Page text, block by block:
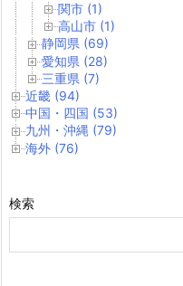
関市 (1)
高山市 (1)
静岡県 (69)
愛知県 (28)
三重県 (7)
近畿 (94)
中国・四国 (53)
九州・沖縄 (79)
海外 (76)
検索